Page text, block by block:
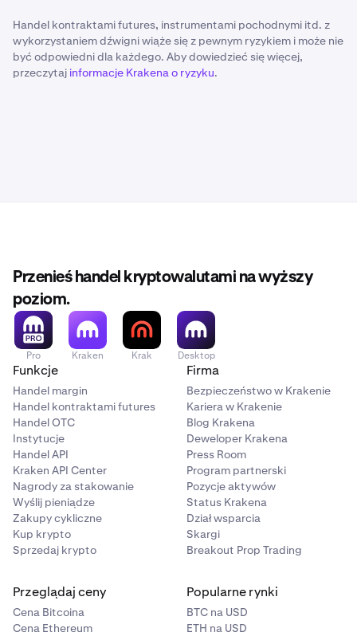
Handel kontraktami futures, instrumentami pochodnymi itd. z
wykorzystaniem dźwigni wiąże się z pewnym ryzykiem i może nie
być odpowiedni dla każdego. Aby dowiedzieć się więcej,
przeczytaj informacje Krakena o ryzyku.
Przenieś handel kryptowalutami na wyższy
poziom.
Pro Kraken Krak Desktop
Funkcje
Handel margin
Handel kontraktami futures
Handel OTC
Instytucje
Handel API
Kraken API Center
Nagrody za stakowanie
Wyślij pieniądze
Zakupy cykliczne
Kup krypto
Sprzedaj krypto
Firma
Bezpieczeństwo w Krakenie
Kariera w Krakenie
Blog Krakena
Deweloper Krakena
Press Room
Program partnerski
Pozycje aktywów
Status Krakena
Dział wsparcia
Skargi
Breakout Prop Trading
Przeglądaj ceny
Cena Bitcoina
Cena Ethereum
Popularne rynki
BTC na USD
ETH na USD